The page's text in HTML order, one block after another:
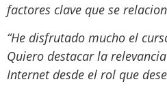
factores clave que se
“He disfrutado mucho el
Quiero destacar la
Internet desde el rol que